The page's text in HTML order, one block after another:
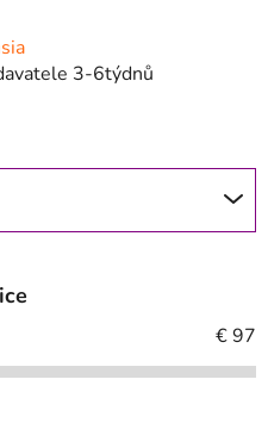
3-6týdnů
€97